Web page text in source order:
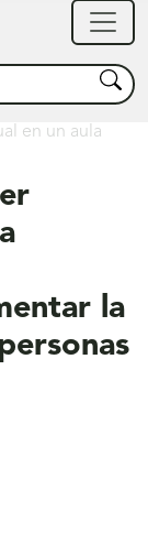
Buscar
la